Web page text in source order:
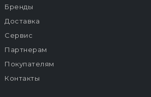
Бренды
Доставка
Сервис
Партнерам
Покупателям
Контакты